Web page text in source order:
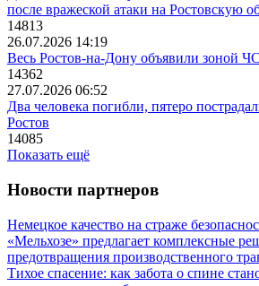
после вражеской атаки на Ростовскую
14813
26.07.2026 14:19
Весь Ростов-на-Дону объявили зоной
14362
27.07.2026 06:52
Два человека погибли, пятеро
Ростов
14085
Показать ещё
Новости партнеров
Немецкое качество на страже
«Мельхозе» предлагает комплексные
предотвращения производственного
Тихое спасение: как забота о спине